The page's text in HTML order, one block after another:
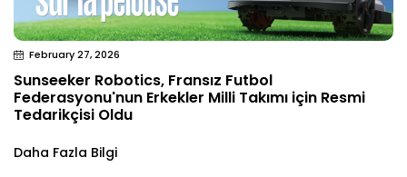
February 27, 2026
Sunseeker Robotics, Fransız Futbol
Federasyonu'nun Erkekler Milli Takımı için Resmi
Tedarikçisi Oldu
Daha Fazla Bilgi